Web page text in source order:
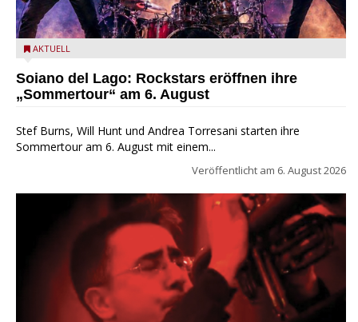
Stef Burns, Will Hunt und Andrea Torresani im Summer Rock
AKTUELL
Soiano del Lago: Rockstars eröffnen ihre
„Sommertour“ am 6. August
Stef Burns, Will Hunt und Andrea Torresani starten ihre
Sommertour am 6. August mit einem...
Veröffentlicht am 6. August 2026